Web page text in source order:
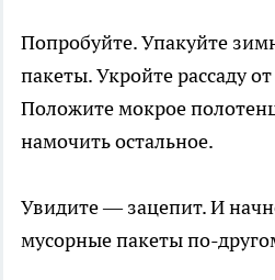
Попробуйте. Упакуйте
пакеты. Укройте рассаду
Положите мокрое
намочить остальное.
Увидите — зацепит. И
мусорные пакеты по-